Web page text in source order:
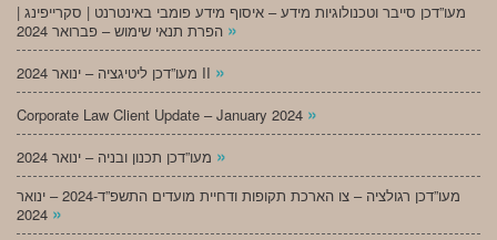
מעו”דכן סייבר וטכנולוגיות מידע – איסוף מידע פומבי באינטרנט | סקרייפינג |
»
מעו”דכן ליטיגציה – ינואר 2024 II »
Corporate Law Client Update – January 2024 »
»
מעו”דכן רגולציה – צו הארכת תקופות ודחיית מועדים התשפ”ד-2024 – ינואר
»